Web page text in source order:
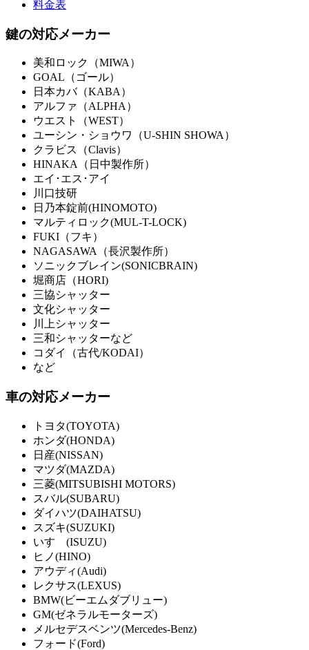
料金表
鍵の対応メーカー
美和ロック（MIWA）
GOAL（ゴール）
日本カバ（KABA）
アルファ（ALPHA）
ウエスト（WEST）
ユーシン・ショウワ（U-SHIN SHOWA）
クラビス（Clavis）
HINAKA（日中製作所）
エイ･エス･アイ
川口技研
日乃本錠前(HINOMOTO)
マルティロック(MUL-T-LOCK)
FUKI（フキ）
NAGASAWA（長沢製作所）
ソニックブレイン(SONICBRAIN)
堀商店（HORI)
三協シャッター
文化シャッター
川上シャッター
三和シャッターなど
コダイ（古代/KODAI）
など
車の対応メーカー
トヨタ(TOYOTA)
ホンダ(HONDA)
日産(NISSAN)
マツダ(MAZDA)
三菱(MITSUBISHI MOTORS)
スバル(SUBARU)
ダイハツ(DAIHATSU)
スズキ(SUZUKI)
いすゞ(ISUZU)
ヒノ(HINO)
アウディ(Audi)
レクサス(LEXUS)
BMW(ビーエムダブリュー)
GM(ゼネラルモーターズ)
メルセデスベンツ(Mercedes-Benz)
フォード(Ford)